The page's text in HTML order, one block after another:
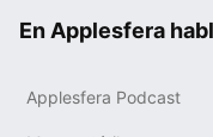
En Applesfera
Applesfera Podcast